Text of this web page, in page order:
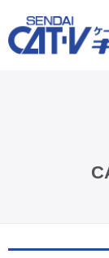
仙台